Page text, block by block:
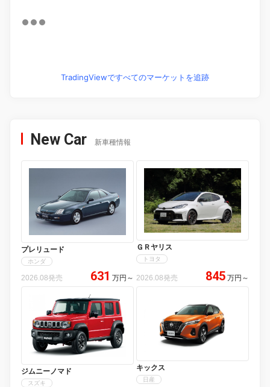
TradingViewですべてのマーケットを追跡
New Car 新車種情報
プレリュード
ホンダ
2026.08発売 631 万円 ～
ＧＲヤリス
トヨタ
2026.08発売 845 万円 ～
ジムニーノマド
スズキ
キックス
日産